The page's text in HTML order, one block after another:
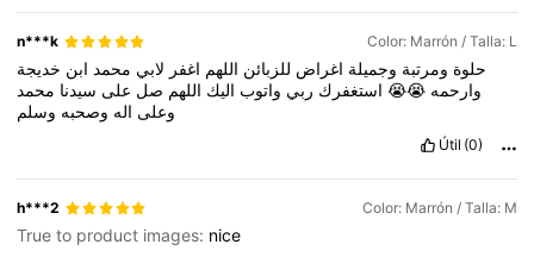
n***k Color: Marrón / Talla: L
حلوة ومرتبة وجميلة اغراض للزبائن اللهم اغفر لابي محمد ابن خديجة
وارحمه 😭😭 استغفرك ربي واتوب اليك اللهم صل على سيدنا محمد
وعلى اله وصحبه وسلم
Útil (0)
h***2 Color: Marrón / Talla: M
True to product images: nice